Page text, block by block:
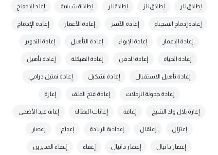
إطلاق نار إطلاق ناز إطلاقنار إطلالة شبابية إعاد الإدماج
إعادة إدماج السجناء إعادة الأسر إعادة الأعمار إعادة الإدماج
إعادة الإعمار إعادة الإيواء إعادة التأهيل إعادة التدوير
إعادة الحياة إعادة الدفن إعادة الهيكلة إعادة تأهيل
إعادة تأهيل الاستقبال إعادة تشكيل إعادة تمثيل درامي.
إعادة جدولة الرحلات إعادة فتح الملف إعارة
إعارة بلال ولد الشيخ إعاقة إعانات البطالة إعانة عيد الأضحى
إعتزال إعتقال إعدادية الريادة إعدام إعصار
إعصار دانيال إعضار دانيال إعفاء إعفاء المديرين